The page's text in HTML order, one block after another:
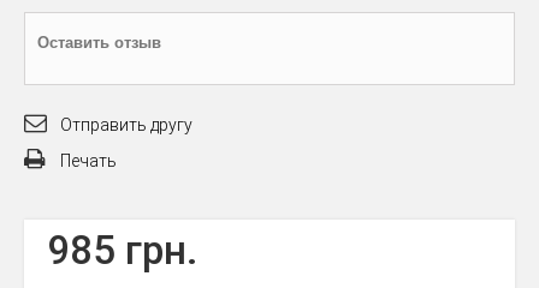
Оставить отзыв
Отправить другу
Печать
985 грн.